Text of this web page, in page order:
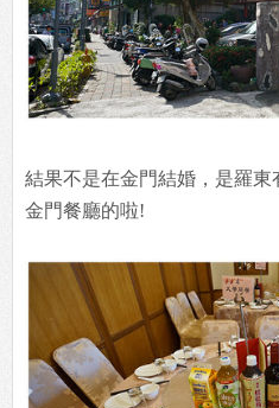
結果不是在金門結婚，是羅
金門餐廳的啦!